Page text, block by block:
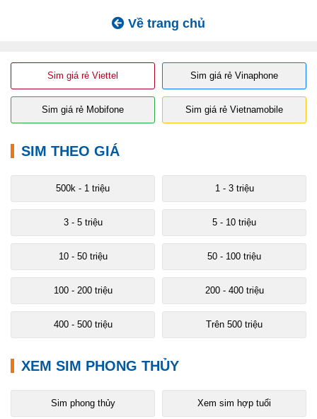
Về trang chủ
Sim giá rẻ Viettel Sim giá rẻ Vinaphone
Sim giá rẻ Mobifone Sim giá rẻ Vietnamobile
SIM THEO GIÁ
500k - 1 triệu 1 - 3 triệu
3 - 5 triệu 5 - 10 triệu
10 - 50 triệu 50 - 100 triệu
100 - 200 triệu 200 - 400 triệu
400 - 500 triệu Trên 500 triệu
XEM SIM PHONG THỦY
Sim phong thủy Xem sim hợp tuổi